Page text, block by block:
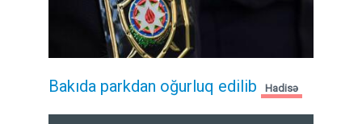
Bakıda parkdan oğurluq edilib Hadisə